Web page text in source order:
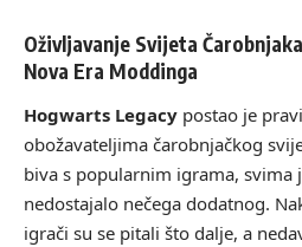
Oživljavanje Svijeta
Nova Era Moddinga
Hogwarts Legacy postao je
obožavateljima čarobnjačkog
biva s popularnim igrama, svima
nedostajalo nečega dodatnog.
igrači su se pitali što dalje, a